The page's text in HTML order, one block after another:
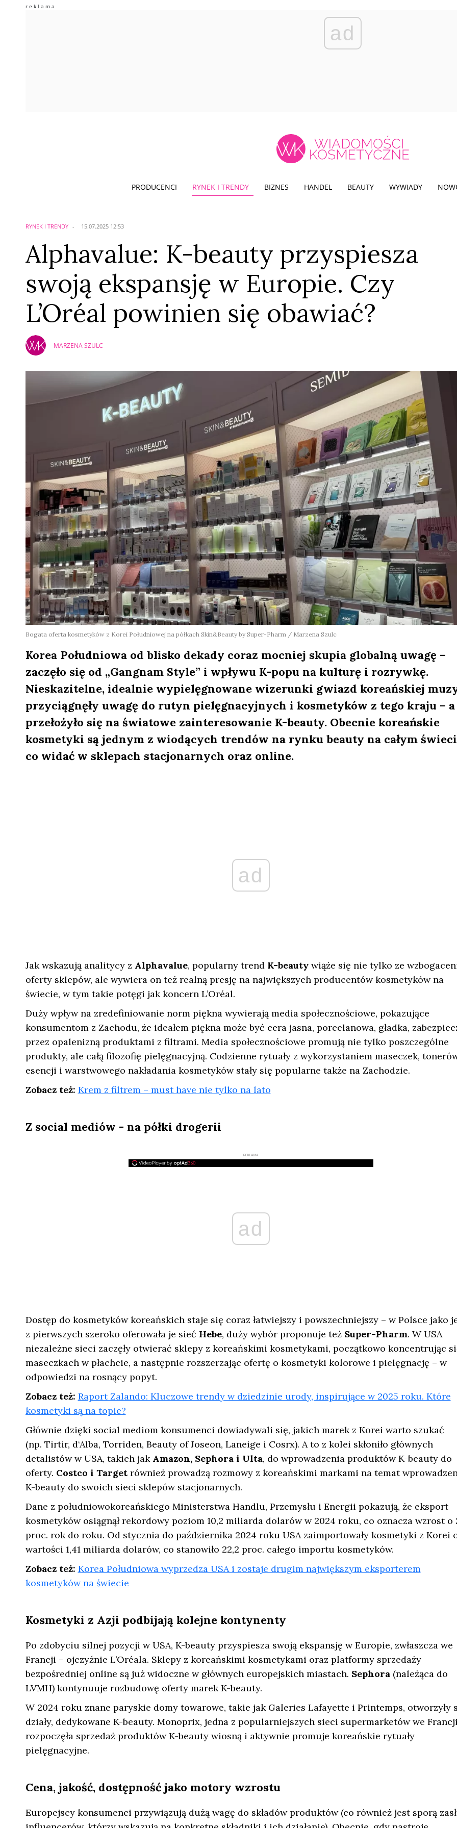
ad
PRODUCENCI RYNEK I TRENDY BIZNES HANDEL BEAUTY WYWIADY
RYNEK I TRENDY 15.07.2025 12:53
Alphavalue: K-beauty przyspiesza
swoją ekspansję w Europie. Czy
L’Oréal powinien się obawiać?
MARZENA SZULC
Bogata oferta kosmetyków z Korei Południowej na półkach Skin&Beauty by Super-Pharm / Marzena Szulc
Korea Południowa od blisko dekady coraz mocniej skupia globalną uwagę –
zaczęło się od „Gangnam Style” i wpływu K-popu na kulturę i rozrywkę.
Nieskazitelne, idealnie wypielęgnowane wizerunki gwiazd koreańskiej
przyciągnęły uwagę do rutyn pielęgnacyjnych i kosmetyków z tego kraju –
przełożyło się na światowe zainteresowanie K-beauty. Obecnie koreańskie
kosmetyki są jednym z wiodących trendów na rynku beauty na całym
co widać w sklepach stacjonarnych oraz online.
ad
Jak wskazują analitycy z Alphavalue, popularny trend K-beautywiąże się nie tylko ze
oferty sklepów, ale wywiera on też realną presję na największych producentów kosmetyków na
świecie, w tym takie potęgi jak koncern L’Oréal.
Duży wpływ na zredefiniowanie norm piękna wywierają media społecznościowe, pokazujące
konsumentom z Zachodu, że ideałem piękna może być cera jasna, porcelanowa, gładka,
przez opalenizną produktami z filtrami. Media społecznościowe promują nie tylko poszczególne
produkty, ale całą filozofię pielęgnacyjną. Codzienne rytuały z wykorzystaniem maseczek,
esencji i warstwowego nakładania kosmetyków stały się popularne także na Zachodzie.
Zobacz też: Krem z filtrem – must have nie tylko na lato
Z social mediów - na półki drogerii
REKLAMA
ad
Dostęp do kosmetyków koreańskich staje się coraz łatwiejszy i powszechniejszy – w Polsce jako
z pierwszych szeroko oferowała je sieć Hebe, duży wybór proponuje też Super-Pharm. W USA
niezależne sieci zaczęły otwierać sklepy z koreańskimi kosmetykami, początkowo koncentrując
maseczkach w płachcie, a następnie rozszerzając ofertę o kosmetyki kolorowe i pielęgnację – w
odpowiedzi na rosnący popyt.
Zobacz też: Raport Zalando: Kluczowe trendy w dziedzinie urody, inspirujące w 2025 roku. Które
kosmetyki są na topie?
Głównie dzięki social mediom konsumenci dowiadywali się, jakich marek z Korei warto szukać
(np. Tirtir, d‘Alba, Torriden, Beauty of Joseon, Laneige i Cosrx). A to z kolei skłoniło głównych
detalistów w USA, takich jak Amazon, Sephora i Ulta, do wprowadzenia produktów K-beauty do
oferty. Costco i Targetrównież prowadzą rozmowy z koreańskimi markami na temat
K-beauty do swoich sieci sklepów stacjonarnych.
Dane z południowokoreańskiego Ministerstwa Handlu, Przemysłu i Energii pokazują, że eksport
kosmetyków osiągnął rekordowy poziom 10,2 miliarda dolarów w 2024 roku, co oznacza wzrost o
proc. rok do roku. Od stycznia do października 2024 roku USA zaimportowały kosmetyki z Korei
wartości 1,41 miliarda dolarów, co stanowiło 22,2 proc. całego importu kosmetyków.
Zobacz też: Korea Południowa wyprzedza USA i zostaje drugim największym eksporterem
kosmetyków na świecie
Kosmetyki z Azji podbijają kolejne kontynenty
Po zdobyciu silnej pozycji w USA, K-beauty przyspiesza swoją ekspansję w Europie, zwłaszcza we
Francji – ojczyźnie L’Oréala. Sklepy z koreańskimi kosmetykami oraz platformy sprzedaży
bezpośredniej online są już widoczne w głównych europejskich miastach. Sephora(należąca do
LVMH) kontynuuje rozbudowę oferty marek K-beauty.
W 2024 roku znane paryskie domy towarowe, takie jak Galeries Lafayette i Printemps, otworzyły
działy, dedykowane K-beauty. Monoprix, jedna z popularniejszych sieci supermarketów we
rozpoczęła sprzedaż produktów K-beauty wiosną i aktywnie promuje koreańskie rytuały
pielęgnacyjne.
Cena, jakość, dostępność jako motory wzrostu
Europejscy konsumenci przywiązują dużą wagę do składów produktów (co również jest sporą